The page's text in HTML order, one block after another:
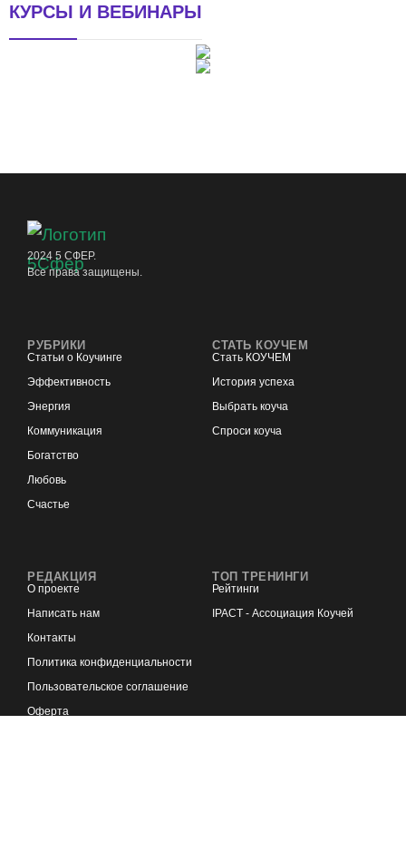
КУРСЫ И ВЕБИНАРЫ
2024 5 СФЕР.
Все права защищены.
РУБРИКИ
Статьи о Коучинге
Эффективность
Энергия
Коммуникация
Богатство
Любовь
Счастье
СТАТЬ КОУЧЕМ
Стать КОУЧЕМ
История успеха
Выбрать коуча
Спроси коуча
РЕДАКЦИЯ
О проекте
Написать нам
Контакты
Политика конфиденциальности
Пользовательское соглашение
Оферта
ТОП ТРЕНИНГИ
Рейтинги
IPACT - Ассоциация Коучей